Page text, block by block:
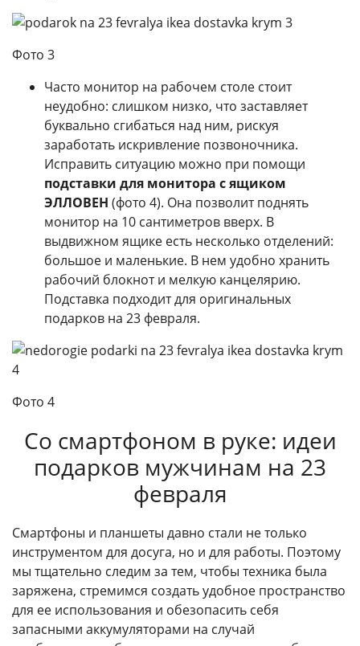
Фото 3
Часто монитор на рабочем столе стоит
неудобно: слишком низко, что заставляет
буквально сгибаться над ним, рискуя
заработать искривление позвоночника.
Исправить ситуацию можно при помощи
подставки для монитора с ящиком
ЭЛЛОВЕН (фото 4). Она позволит поднять
монитор на 10 сантиметров вверх. В
выдвижном ящике есть несколько отделений:
большое и маленькие. В нем удобно хранить
рабочий блокнот и мелкую канцелярию.
Подставка подходит для оригинальных
подарков на 23 февраля.
Фото 4
Со смартфоном в руке: идеи
подарков мужчинам на 23
февраля
Смартфоны и планшеты давно стали не только
инструментом для досуга, но и для работы. Поэтому
мы тщательно следим за тем, чтобы техника была
заряжена, стремимся создать удобное пространство
для ее использования и обезопасить себя
запасными аккумуляторами на случай